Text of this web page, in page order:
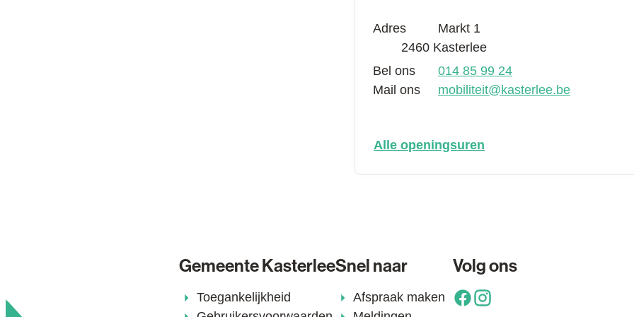
Adres
Markt 1
,2460 Kasterlee
Bel ons
014 85 99 24
Mail ons
mobiliteit@kasterlee.be
Alle openingsuren
Gemeente Kasterlee
Toegankelijkheid
Snel naar
Afspraak maken
Volg ons
Facebook
Instagram